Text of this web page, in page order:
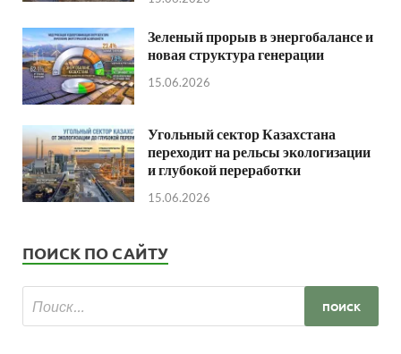
Зеленый прорыв в энергобалансе и
новая структура генерации
15.06.2026
Угольный сектор Казахстана
переходит на рельсы экологизации
и глубокой переработки
15.06.2026
ПОИСК ПО САЙТУ